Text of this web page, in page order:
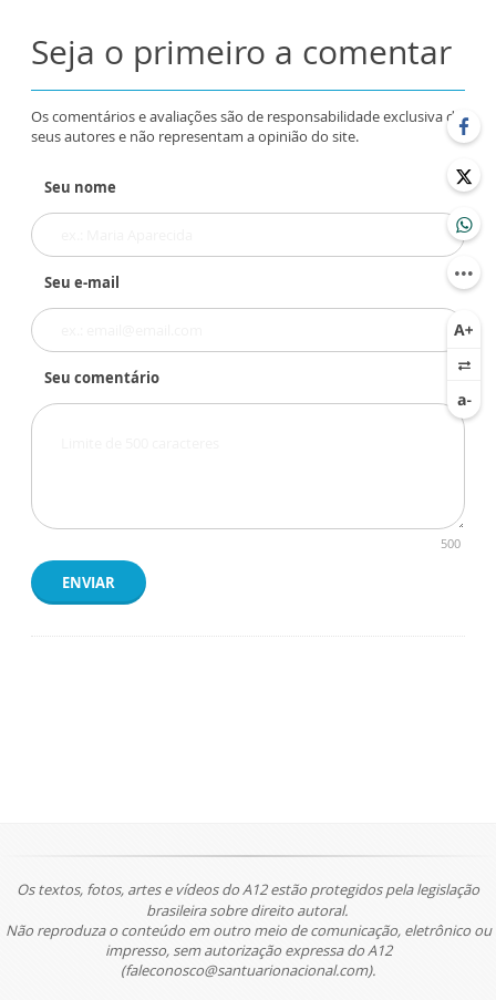
Seja o primeiro a comentar
Os comentários e avaliações são de responsabilidade exclusiva de
seus autores e não representam a opinião do site.
Seu nome
Seu e-mail
Seu comentário
500
ENVIAR
Os textos, fotos, artes e vídeos do A12 estão protegidos pela legislação
brasileira sobre direito autoral.
Não reproduza o conteúdo em outro meio de comunicação, eletrônico ou
impresso, sem autorização expressa do A12
(faleconosco@santuarionacional.com).